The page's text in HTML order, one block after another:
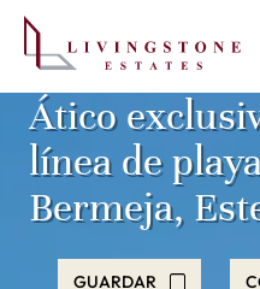
Ático
línea de
Bermeja,
GUARDAR